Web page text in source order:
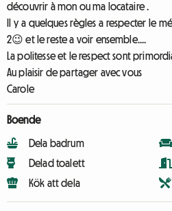
découvrir à mon ou ma locataire .
Il y a quelques règles a respecter le
2😉 et le reste a voir ensemble....
La politesse et le respect sont
Au plaisir de partager avec vous
Carole
Boende
Dela badrum
Delad toalett
Kök att dela